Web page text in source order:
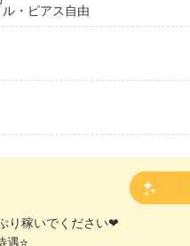
・ピアス自由
り稼いでください❤
遇⭐️